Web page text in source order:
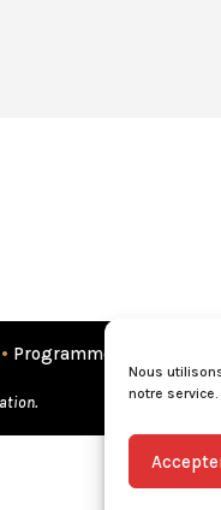
Nous
notre service.
• Programme de fidélité